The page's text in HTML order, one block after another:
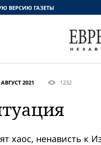
2021 1232
хаос, ненависть
ВЕРСИЮ ГАЗЕТЫ